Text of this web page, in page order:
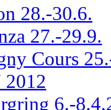
28.-30.6.
27.-29.9.
Cours
2012
6.-